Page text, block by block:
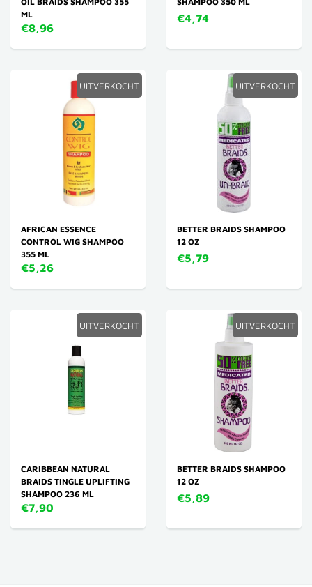
ML
€8,96
€4,74
UITVERKOCHT
AFRICAN ESSENCE
CONTROL WIG SHAMPOO
355 ML
€5,26
UITVERKOCHT
BETTER BRAIDS SHAMPOO
12 OZ
€5,79
UITVERKOCHT
CARIBBEAN NATURAL
BRAIDS TINGLE UPLIFTING
SHAMPOO 236 ML
€7,90
UITVERKOCHT
BETTER BRAIDS SHAMPOO
12 OZ
€5,89